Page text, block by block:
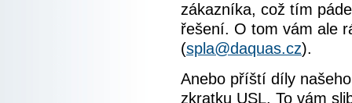
zákazníka, což tím
řešení. O tom vám ale
(spla@daquas.cz).
Anebo příští díly
zkratku USL. To vám